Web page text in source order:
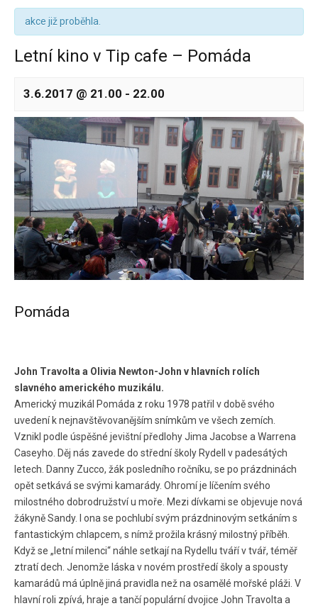
akce již proběhla.
Letní kino v Tip cafe – Pomáda
3.6.2017 @ 21.00 - 22.00
Pomáda
John Travolta a Olivia Newton-John v hlavních rolích
slavného amerického muzikálu.
Americký muzikál Pomáda z roku 1978 patřil v době svého
uvedení k nejnavštěvovanějším snímkům ve všech zemích.
Vznikl podle úspěšné jevištní předlohy Jima Jacobse a Warrena
Caseyho. Děj nás zavede do střední školy Rydell v padesátých
letech. Danny Zucco, žák posledního ročníku, se po prázdninách
opět setkává se svými kamarády. Ohromí je líčením svého
milostného dobrodružství u moře. Mezi dívkami se objevuje nová
žákyně Sandy. I ona se pochlubí svým prázdninovým setkáním s
fantastickým chlapcem, s nímž prožila krásný milostný příběh.
Když se „letní milenci“ náhle setkají na Rydellu tváří v tvář, téměř
ztratí dech. Jenomže láska v novém prostředí školy a spousty
kamarádů má úplně jiná pravidla než na osamělé mořské pláži. V
hlavní roli zpívá, hraje a tančí populární dvojice John Travolta a